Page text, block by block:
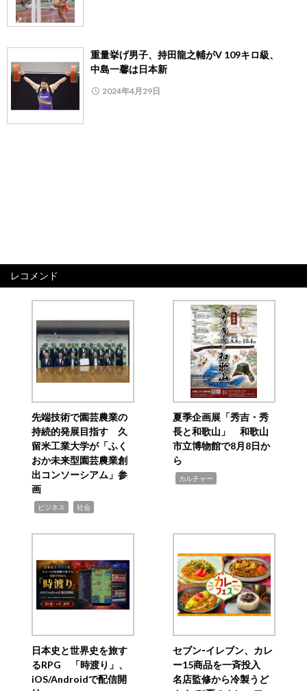
重量挙げ男子、持田龍之輔がV 109キロ級、
中島一馨は日本新
2024年4月29日
レコメンド
先端技術で園芸農業の
持続的発展目指す 久
留米工業大学が「ふく
おか未来型園芸農業創
出コンソーシアム」参
画
ビジネス 社会
夏季企画展「秀吉・秀
長と和歌山」 和歌山
市立博物館で8月8日か
ら
カルチャー
日本史と世界史を旅す
るRPG 「時渡り」、
iOS/Androidで配信開
セブン‐イレブン、カレ
ー15商品を一斉投入
名店監修から冷製うど